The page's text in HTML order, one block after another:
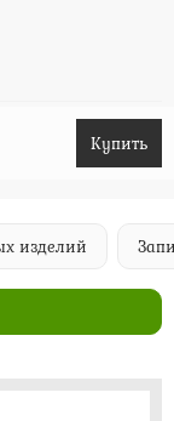
Купить
изделий